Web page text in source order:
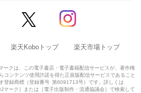
楽天Koboトップ 楽天市場トップ
ークは、この電子書店・電子書籍配信サービスが、著作権
コンテンツ使用許諾を得た正規版配信サービスであること
登録商標（登録番号 第6091713号）です。詳しくは
マーク］または［電子出版制作・流通協議会］で検索して